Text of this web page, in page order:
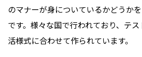
のマナーが身についているかどうか
です。様々な国で行われており、テ
活様式に合わせて作られています。